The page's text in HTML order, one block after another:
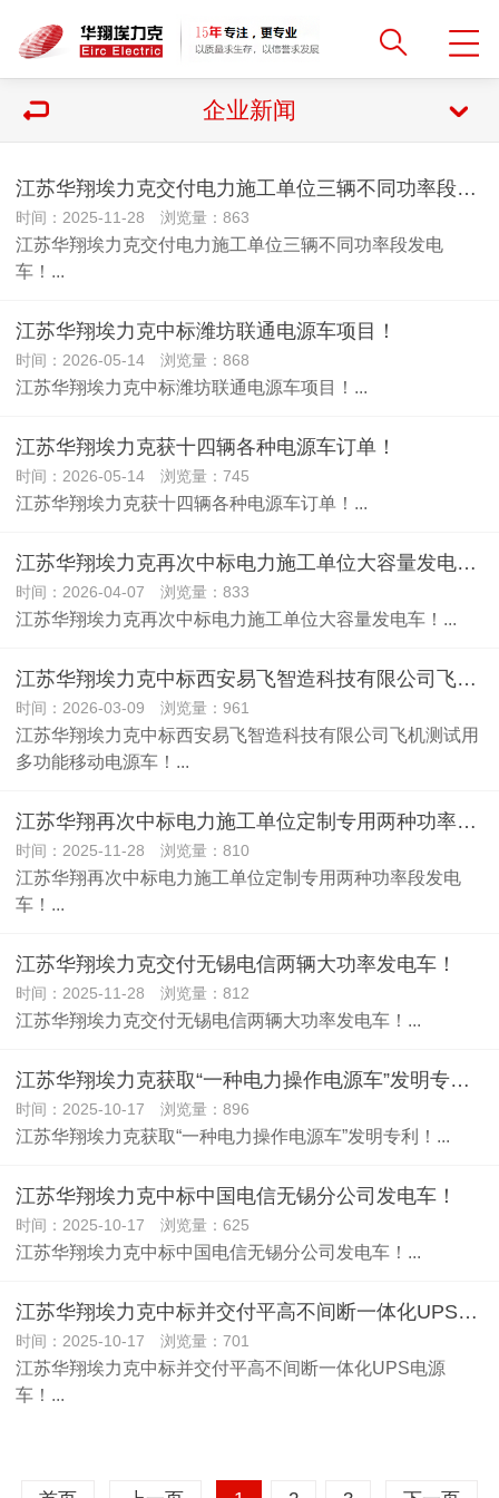
企业新闻
江苏华翔埃力克交付电力施工单位三辆不同功率段发电车！
时间：2025-11-28 浏览量：863
江苏华翔埃力克交付电力施工单位三辆不同功率段发电
车！...
江苏华翔埃力克中标潍坊联通电源车项目！
时间：2026-05-14 浏览量：868
江苏华翔埃力克中标潍坊联通电源车项目！...
江苏华翔埃力克获十四辆各种电源车订单！
时间：2026-05-14 浏览量：745
江苏华翔埃力克获十四辆各种电源车订单！...
​江苏华翔埃力克再次中标电力施工单位大容量发电车！
时间：2026-04-07 浏览量：833
江苏华翔埃力克再次中标电力施工单位大容量发电车！...
江苏华翔埃力克中标西安易飞智造科技有限公司飞机测试用多功能移动电源车！
时间：2026-03-09 浏览量：961
江苏华翔埃力克中标西安易飞智造科技有限公司飞机测试用
多功能移动电源车！...
江苏华翔再次中标电力施工单位定制专用两种功率段发电车！
时间：2025-11-28 浏览量：810
江苏华翔再次中标电力施工单位定制专用两种功率段发电
车！...
江苏华翔埃力克交付无锡电信两辆大功率发电车！
时间：2025-11-28 浏览量：812
江苏华翔埃力克交付无锡电信两辆大功率发电车！...
江苏华翔埃力克获取“一种电力操作电源车”发明专利！
时间：2025-10-17 浏览量：896
江苏华翔埃力克获取“一种电力操作电源车”发明专利！...
江苏华翔埃力克中标中国电信无锡分公司发电车！
时间：2025-10-17 浏览量：625
江苏华翔埃力克中标中国电信无锡分公司发电车！...
江苏华翔埃力克中标并交付平高不间断一体化UPS电源车！
时间：2025-10-17 浏览量：701
江苏华翔埃力克中标并交付平高不间断一体化UPS电源
车！...